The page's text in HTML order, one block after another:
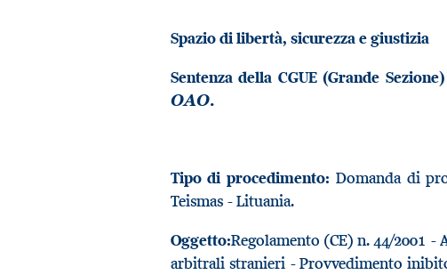
Spazio di libertà, sicurezza e giustizia
Sentenza della CGUE (Grande
OAO.
Tipo di procedimento: Domanda di
Teismas - Lituania.
Oggetto:Regolamento (CE) n. 44/2001
arbitrali stranieri - Provvedimento